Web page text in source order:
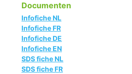
Documenten
Infofiche NL
Infofiche FR
Infofiche DE
Infofiche EN
SDS fiche NL
SDS fiche FR